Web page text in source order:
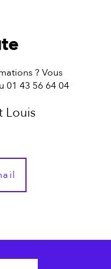
? Vous
01 43 56 64 04
Louis